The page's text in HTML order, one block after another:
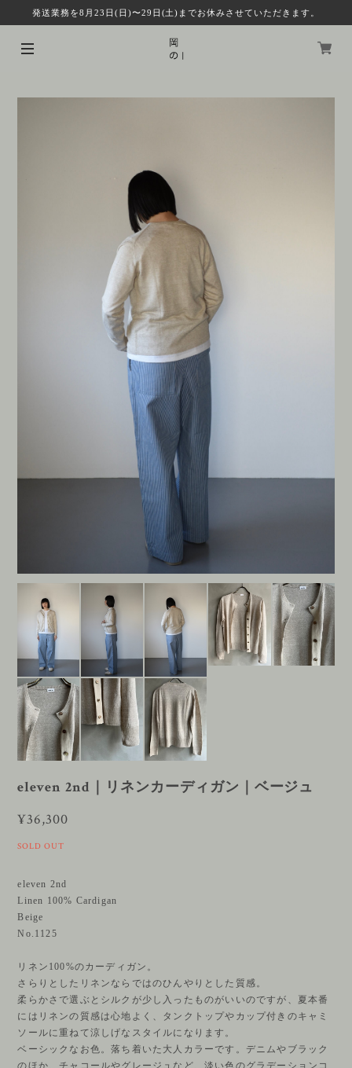
発送業務を8月23日(日)〜29日(土)までお休みさせていただきます。
eleven 2nd｜リネンカーディガン｜ベージュ
¥36,300
SOLD OUT
eleven 2nd
Linen 100% Cardigan
Beige
No.1125
リネン100%のカーディガン。
さらりとしたリネンならではのひんやりとした質感。
柔らかさで選ぶとシルクが少し入ったものがいいのですが、夏本番
にはリネンの質感は心地よく、タンクトップやカップ付きのキャミ
ソールに重ねて涼しげなスタイルになります。
ベーシックなお色。落ち着いた大人カラーです。デニムやブラック
のほか、チャコールやグレージュなど、淡い色のグラデーションコ